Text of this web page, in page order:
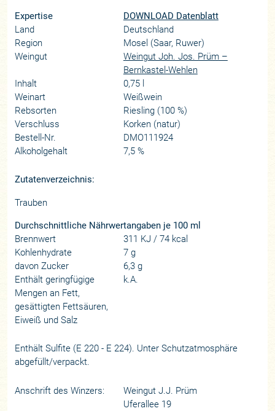
Expertise
DOWNLOAD Datenblatt
Land
Deutschland
Region
Mosel (Saar, Ruwer)
Weingut
Weingut Joh. Jos. Prüm –
Bernkastel-Wehlen
Inhalt
0,75 l
Weinart
Weißwein
Rebsorten
Riesling (100 %)
Verschluss
Korken (natur)
Bestell-Nr.
DMO111924
Alkoholgehalt
7,5 %
Zutatenverzeichnis:
Trauben
Durchschnittliche Nährwertangaben je 100 ml
Brennwert
311 KJ / 74 kcal
Kohlenhydrate
7 g
davon Zucker
6,3 g
Enthält geringfügige
Mengen an Fett,
gesättigten Fettsäuren,
Eiweiß und Salz
k.A.
Enthält Sulfite (E 220 - E 224). Unter Schutzatmosphäre
abgefüllt/verpackt.
Anschrift des Winzers:
Weingut J.J. Prüm
Uferallee 19